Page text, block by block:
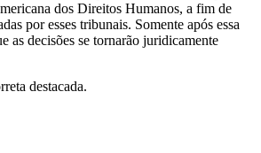
dos Direitos Humanos, a fim de
por esses tribunais. Somente após essa
as decisões se tornarão juridicamente
destacada.